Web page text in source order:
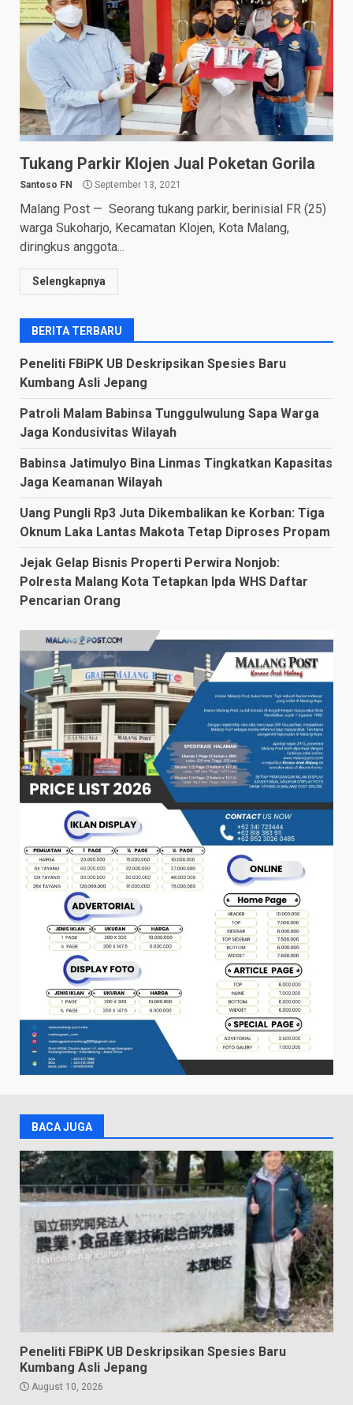
Tukang Parkir Klojen Jual Poketan Gorila
Santoso FN September 13, 2021
Malang Post — Seorang tukang parkir, berinisial FR (25)
warga Sukoharjo, Kecamatan Klojen, Kota Malang,
diringkus anggota...
Selengkapnya
BERITA TERBARU
Peneliti FBiPK UB Deskripsikan Spesies Baru
Kumbang Asli Jepang
Patroli Malam Babinsa Tunggulwulung Sapa Warga
Jaga Kondusivitas Wilayah
Babinsa Jatimulyo Bina Linmas Tingkatkan Kapasitas
Jaga Keamanan Wilayah
Uang Pungli Rp3 Juta Dikembalikan ke Korban: Tiga
Oknum Laka Lantas Makota Tetap Diproses Propam
Jejak Gelap Bisnis Properti Perwira Nonjob:
Polresta Malang Kota Tetapkan Ipda WHS Daftar
Pencarian Orang
BACA JUGA
Peneliti FBiPK UB Deskripsikan Spesies Baru
Kumbang Asli Jepang
August 10, 2026